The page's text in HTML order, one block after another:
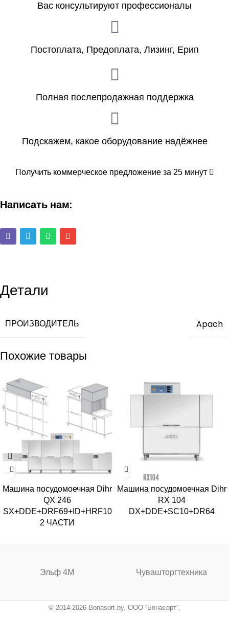
Вас консультируют профессионалы
Постоплата, Предоплата, Лизинг, Ерип
Полная послепродажная поддержка
Подскажем, какое оборудование надёжнее
Получить коммерческое предложение за 25 минут
Написать нам:
Детали
ПРОИЗВОДИТЕЛЬ Apach
Похожие товары
Машина посудомоечная Dihr
QX 246
SX+DDE+DRF69+ID+HRF10
2 ЧАСТИ
Машина посудомоечная Dihr
RX 104
DX+DDE+SC10+DR64
Эльф 4М Чувашторгтехника
© 2014-2026 Bonasort.by, ООО “Бонасорт”,